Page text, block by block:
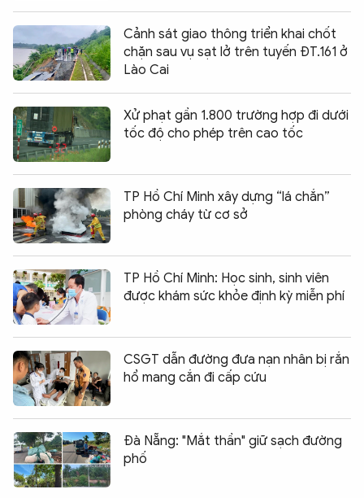
Cảnh sát giao thông triển khai chốt
chặn sau vụ sạt lở trên tuyến ĐT.161 ở
Lào Cai
Xử phạt gần 1.800 trường hợp đi dưới
tốc độ cho phép trên cao tốc
TP Hồ Chí Minh xây dựng “lá chắn”
phòng cháy từ cơ sở
TP Hồ Chí Minh: Học sinh, sinh viên
được khám sức khỏe định kỳ miễn phí
CSGT dẫn đường đưa nạn nhân bị rắn
hổ mang cắn đi cấp cứu
Đà Nẵng: "Mắt thần" giữ sạch đường
phố